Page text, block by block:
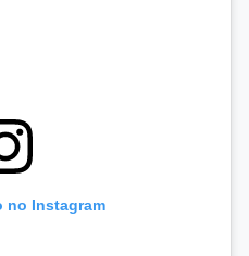
no Instagram